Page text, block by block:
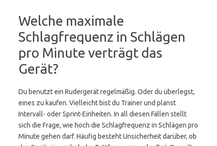
Welche maximale
Schlagfrequenz in Schlägen
pro Minute verträgt das
Gerät?
Du benutzt ein Rudergerät regelmäßig. Oder du überlegst,
eines zu kaufen. Vielleicht bist du Trainer und planst
Intervall- oder Sprint-Einheiten. In all diesen Fällen stellt
sich die Frage, wie hoch die Schlagfrequenz in Schlägen pro
Minute gehen darf. Häufig besteht Unsicherheit darüber, ob